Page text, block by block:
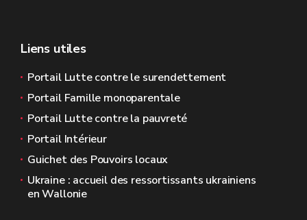
Liens utiles
Portail Lutte contre le surendettement
Portail Famille monoparentale
Portail Lutte contre la pauvreté
Portail Intérieur
Guichet des Pouvoirs locaux
Ukraine : accueil des ressortissants ukrainiens
en Wallonie